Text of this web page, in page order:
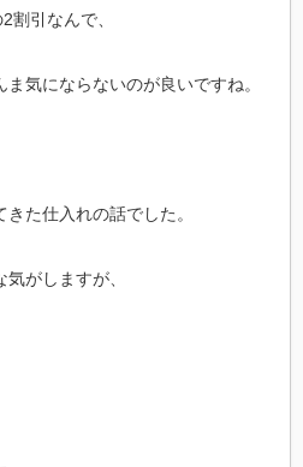
割引なんで、
気にならないのが良いですね。
た仕入れの話でした。
がしますが、